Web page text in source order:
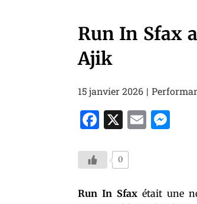
Run In Sfax
Ajik
15 janvier 2026
Fac
ok
Em
0
Run In Sfaxétait une